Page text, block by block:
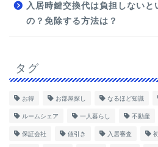
入居時鍵交換代は負担しない
の？免除する方法は？
タグ
お得 お部屋探し なるほど知識
ルームシェア 一人暮らし 不動産
保証会社 値引き 入居審査